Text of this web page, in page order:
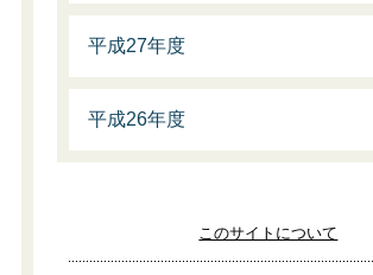
平成27年度
平成26年度
このサイトについて